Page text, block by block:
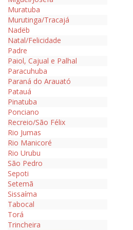
Muratuba
Murutinga/Tracajá
Nadëb
Natal/Felicidade
Padre
Paiol, Cajual e Palhal
Paracuhuba
Paraná do Arauató
Patauá
Pinatuba
Ponciano
Recreio/São Félix
Rio Jumas
Rio Manicoré
Rio Urubu
São Pedro
Sepoti
Setemã
Sissaíma
Tabocal
Torá
Trincheira